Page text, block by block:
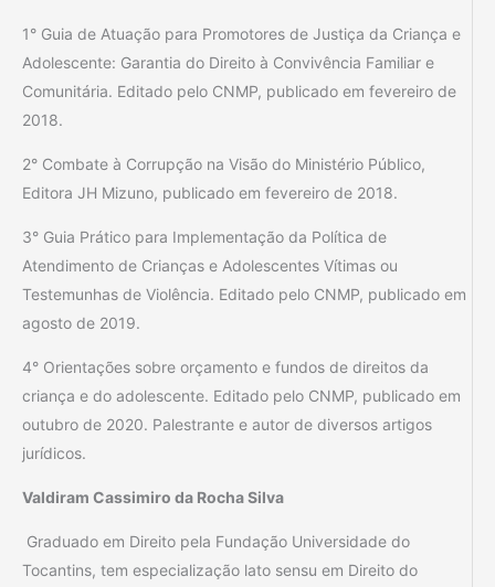
1° Guia de Atuação para Promotores de Justiça da Criança e
Adolescente: Garantia do Direito à Convivência Familiar e
Comunitária. Editado pelo CNMP, publicado em fevereiro de
2018.
2° Combate à Corrupção na Visão do Ministério Público,
Editora JH Mizuno, publicado em fevereiro de 2018.
3° Guia Prático para Implementação da Política de
Atendimento de Crianças e Adolescentes Vítimas ou
Testemunhas de Violência. Editado pelo CNMP, publicado em
agosto de 2019.
4° Orientações sobre orçamento e fundos de direitos da
criança e do adolescente. Editado pelo CNMP, publicado em
outubro de 2020. Palestrante e autor de diversos artigos
jurídicos.
Valdiram Cassimiro da Rocha Silva
Graduado em Direito pela Fundação Universidade do
Tocantins, tem especialização lato sensu em Direito do